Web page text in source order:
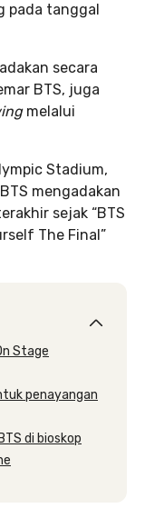
pada tanggal
secara
BTS, juga
melalui
Stadium,
mengadakan
sejak “BTS
The Final”
Stage
penayangan
di bioskop